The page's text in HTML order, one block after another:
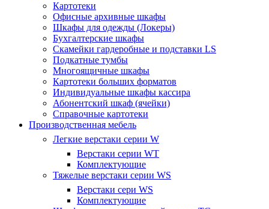
Картотеки
Офисные архивные шкафы
Шкафы для одежды (Локеры)
Бухгалтерские шкафы
Скамейки гардеробные и подставки LS
Подкатные тумбы
Многоящичные шкафы
Картотеки больших форматов
Индивидуальные шкафы кассира
Абонентский шкаф (ячейки)
Справочные картотеки
Производственная мебель
Легкие верстаки серии W
Верстаки серии WT
Комплектующие
Тяжелые верстаки серии WS
Верстаки сери WS
Комплектующие